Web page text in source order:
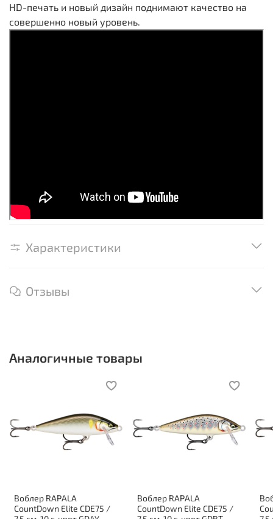
HD-печать и новый дизайн поднимают качество на
совершенно новый уровень.
Характеристики
Отзывы
Аналогичные товары
Воблер RAPALA
CountDown Elite CDE75 /
Воблер RAPALA
CountDown Elite CDE75 /